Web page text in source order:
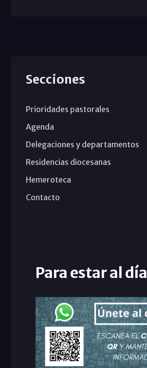
Secciones
Prioridades pastorales
Agenda
Delegaciones y departamentos
Residencias diocesanas
Hemeroteca
Contacto
Para estar al día